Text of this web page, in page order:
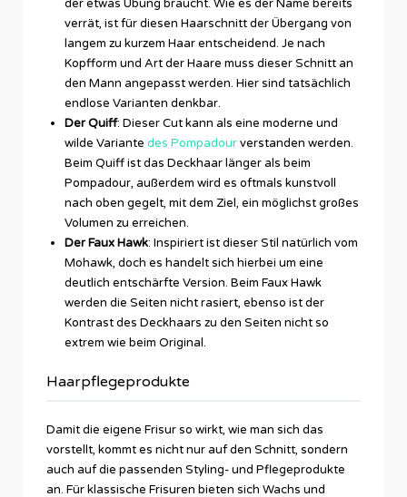
der etwas Übung braucht. Wie es der Name bereits
verrät, ist für diesen Haarschnitt der Übergang von
langem zu kurzem Haar entscheidend. Je nach
Kopfform und Art der Haare muss dieser Schnitt an
den Mann angepasst werden. Hier sind tatsächlich
endlose Varianten denkbar.
Der Quiff: Dieser Cut kann als eine moderne und
wilde Variante des Pompadourverstanden werden.
Beim Quiff ist das Deckhaar länger als beim
Pompadour, außerdem wird es oftmals kunstvoll
nach oben gegelt, mit dem Ziel, ein möglichst großes
Volumen zu erreichen.
Der Faux Hawk: Inspiriert ist dieser Stil natürlich vom
Mohawk, doch es handelt sich hierbei um eine
deutlich entschärfte Version. Beim Faux Hawk
werden die Seiten nicht rasiert, ebenso ist der
Kontrast des Deckhaars zu den Seiten nicht so
extrem wie beim Original.
Haarpflegeprodukte
Damit die eigene Frisur so wirkt, wie man sich das
vorstellt, kommt es nicht nur auf den Schnitt, sondern
auch auf die passenden Styling- und Pflegeprodukte
an. Für klassische Frisuren bieten sich Wachs und